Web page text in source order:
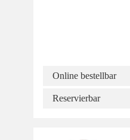
Online bestellbar
Reservierbar